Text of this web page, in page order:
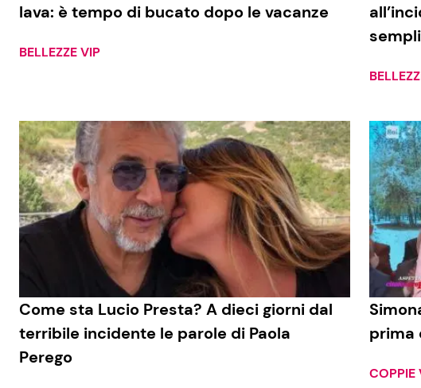
lava: è tempo di bucato dopo le vacanze
BELLEZZE VIP
Come sta Lucio Presta? A dieci giorni dal
terribile incidente le parole di Paola
Perego
prima
COPPIE